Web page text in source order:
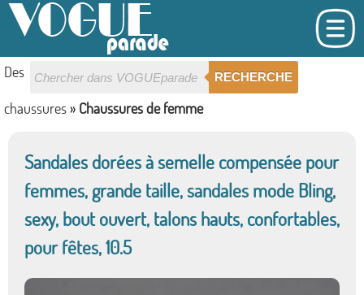
RECHERCHE
Des
chaussures » Chaussures de femme
Sandales dorées à semelle compensée pour
femmes, grande taille, sandales mode Bling,
sexy, bout ouvert, talons hauts, confortables,
pour fêtes, 10.5